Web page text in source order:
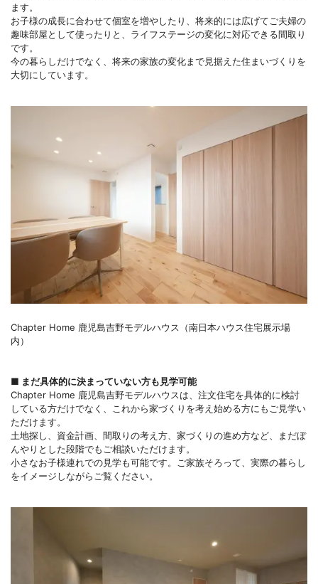
ます。
お子様の成長に合わせて個室を増やしたり、将来的には広げてご夫婦の
趣味部屋として使ったりと、ライフステージの変化に対応できる間取り
です。
今の暮らしだけでなく、将来の家族の変化まで見据えた住まいづくりを
大切にしています。
Chapter Home 鹿児島吉野モデルハウス（南日本ハウス住宅展示場
内）
■ まだ具体的に決まっていない方も見学可能
Chapter Home 鹿児島吉野モデルハウスは、注文住宅を具体的に検討
している方だけでなく、これから家づくりを考え始める方にもご見学い
ただけます。
土地探し、資金計画、間取りの考え方、家づくりの進め方など、まだぼ
んやりとした段階でもご相談いただけます。
小さなお子様連れでの見学も可能です。ご家族そろって、実際の暮らし
をイメージしながらご覧ください。